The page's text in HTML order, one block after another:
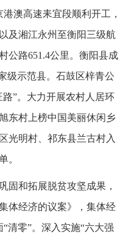
澳高速耒宜段顺利开工，
及湘江永州至衡阳三级航
公路651.4公里。衡阳县成
级示范县。石鼓区梓青公
”。大力开展农村人居环
东村上榜中国美丽休闲乡
光明村、祁东县兰古村入
。
固和拓展脱贫攻坚成果，
体经济的议案》，集体经
清零”。深入实施“六大强